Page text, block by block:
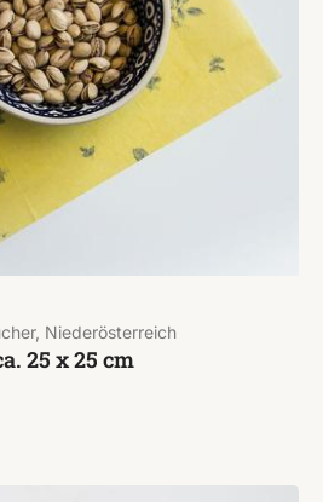
Niederösterreich
25 x 25 cm